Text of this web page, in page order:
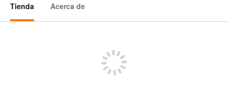
Tienda
Acerca de